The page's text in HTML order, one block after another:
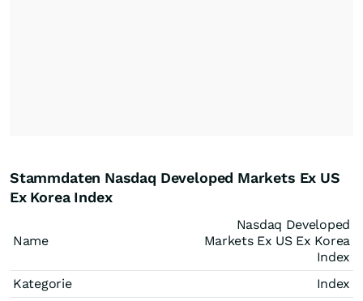
Stammdaten Nasdaq Developed Markets Ex US
Ex Korea Index
Name
Nasdaq Developed
Markets Ex US Ex Korea
Index
Kategorie
Index